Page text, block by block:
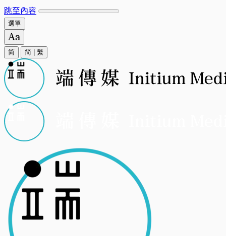
跳至內容
選單
简 简 繁